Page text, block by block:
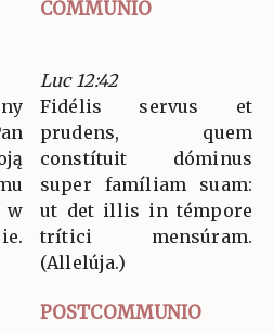
COMMUNIO
w
Luc 12:42
Fidélis servus et
prudens, quem
constítuit dóminus
super famíliam suam:
ut det illis in témpore
trítici mensúram.
(Allelúja.)
POSTCOMMUNIO